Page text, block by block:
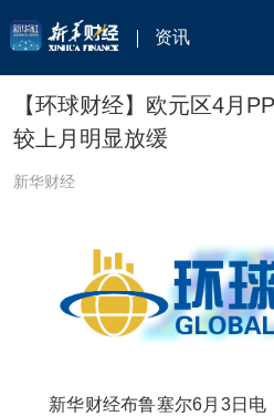
资讯
【环球财经】欧元区4月
较上月明显放缓
新华财经
新华财经布鲁塞尔6月3日